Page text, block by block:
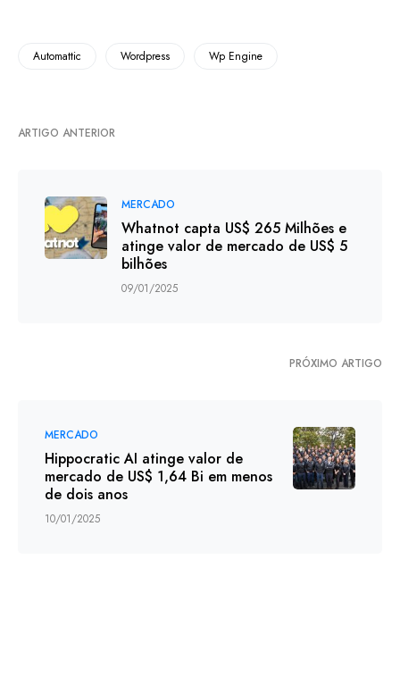
Automattic Wordpress Wp Engine
ARTIGO ANTERIOR
MERCADO
Whatnot capta US$ 265 Milhões e
atinge valor de mercado de US$ 5
bilhões
09/01/2025
PRÓXIMO ARTIGO
MERCADO
Hippocratic AI atinge valor de
mercado de US$ 1,64 Bi em menos
de dois anos
10/01/2025